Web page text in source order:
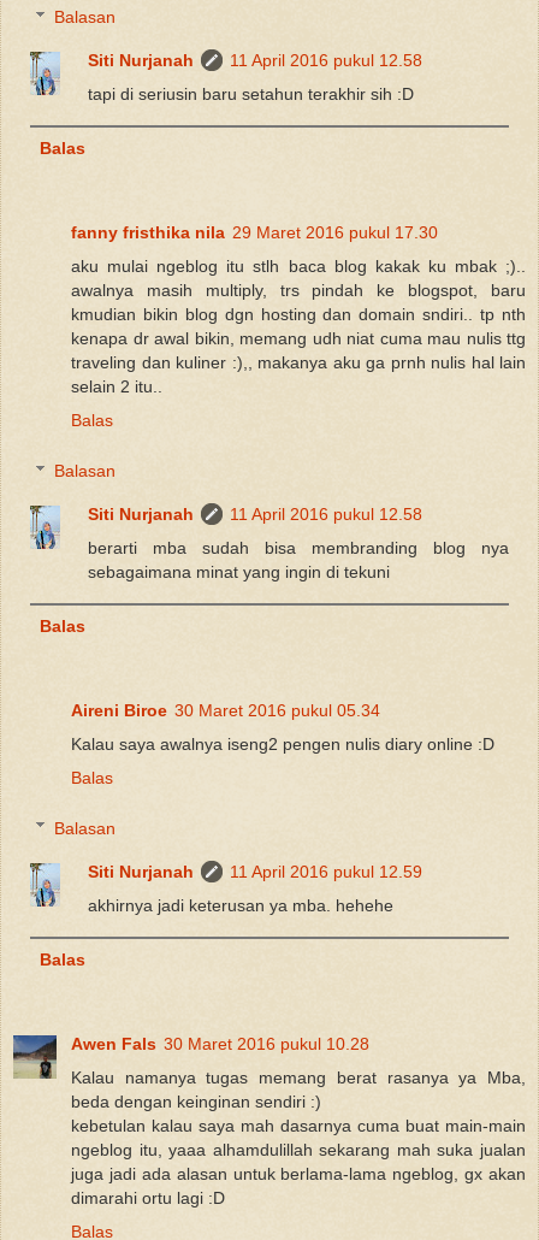
Balasan
Siti Nurjanah
11 April 2016 pukul 12.58
tapi di seriusin baru setahun terakhir sih :D
Balas
fanny fristhika nila 29 Maret 2016 pukul 17.30
aku mulai ngeblog itu stlh baca blog kakak ku mbak ;)..
awalnya masih multiply, trs pindah ke blogspot, baru
kmudian bikin blog dgn hosting dan domain sndiri.. tp nth
kenapa dr awal bikin, memang udh niat cuma mau nulis ttg
traveling dan kuliner :),, makanya aku ga prnh nulis hal lain
selain 2 itu..
Balas
Balasan
Siti Nurjanah
11 April 2016 pukul 12.58
berarti mba sudah bisa membranding blog nya
sebagaimana minat yang ingin di tekuni
Balas
Aireni Biroe 30 Maret 2016 pukul 05.34
Kalau saya awalnya iseng2 pengen nulis diary online :D
Balas
Balasan
Siti Nurjanah
11 April 2016 pukul 12.59
akhirnya jadi keterusan ya mba. hehehe
Balas
Awen Fals 30 Maret 2016 pukul 10.28
Kalau namanya tugas memang berat rasanya ya Mba,
beda dengan keinginan sendiri :)
kebetulan kalau saya mah dasarnya cuma buat main-main
ngeblog itu, yaaa alhamdulillah sekarang mah suka jualan
juga jadi ada alasan untuk berlama-lama ngeblog, gx akan
dimarahi ortu lagi :D
Balas